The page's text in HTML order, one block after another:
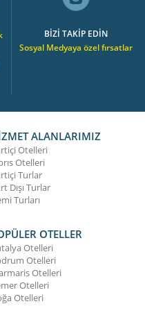
BİZİ TAKİP EDİN
Sosyal Medyaya özel fırsatlar
ALANLARIMIZ
Otelleri
Otelleri
Turlar
Dışı Turlar
Turları
OTELLER
Otelleri
Otelleri
Otelleri
Otelleri
Otelleri